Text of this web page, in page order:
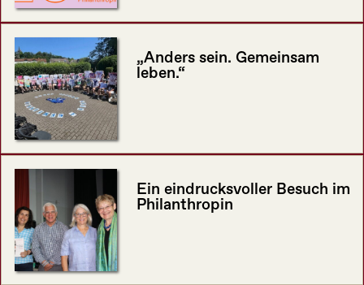
„Anders sein. Gemeinsam
leben.“
Ein eindrucksvoller Besuch im
Philanthropin